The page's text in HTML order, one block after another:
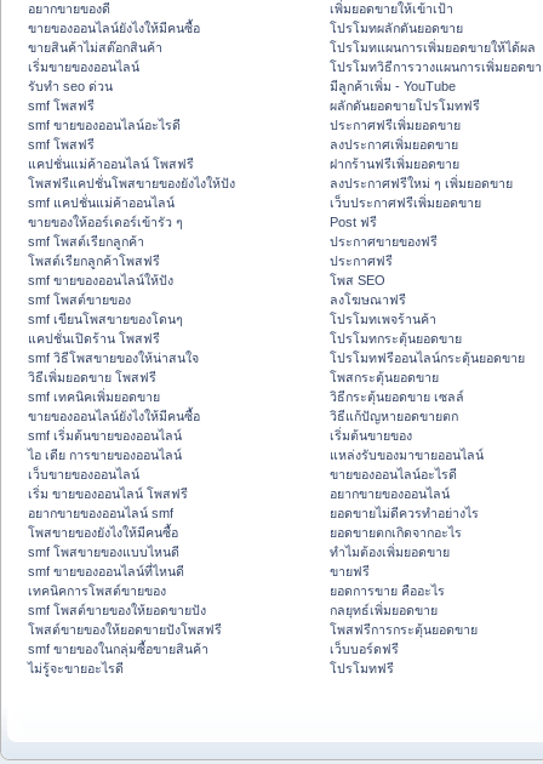
อยากขายของดี
ขายของออนไลน์ยังไงให้มีคนซื้อ
ขายสินค้าไม่สต๊อกสินค้า
เริ่มขายของออนไลน์
รับทำ seo ด่วน
smf โพสฟรี
smf ขายของออนไลน์อะไรดี
smf โพสฟรี
แคปชั่นแม่ค้าออนไลน์ โพสฟรี
โพสฟรีแคปชั่นโพสขายของยังไงให้ปัง
smf แคปชั่นแม่ค้าออนไลน์
ขายของให้ออร์เดอร์เข้ารัว ๆ
smf โพสต์เรียกลูกค้า
โพสต์เรียกลูกค้าโพสฟรี
smf ขายของออนไลน์ให้ปัง
smf โพสต์ขายของ
smf เขียนโพสขายของโดนๆ
แคปชั่นเปิดร้าน โพสฟรี
smf วิธีโพสขายของให้น่าสนใจ
วิธีเพิ่มยอดขาย โพสฟรี
smf เทคนิคเพิ่มยอดขาย
ขายของออนไลน์ยังไงให้มีคนซื้อ
smf เริ่มต้นขายของออนไลน์
ไอ เดีย การขายของออนไลน์
เว็บขายของออนไลน์
เริ่ม ขายของออนไลน์ โพสฟรี
อยากขายของออนไลน์ smf
โพสขายของยังไงให้มีคนซื้อ
smf โพสขายของแบบไหนดี
smf ขายของออนไลน์ที่ไหนดี
เทคนิคการโพสต์ขายของ
smf โพสต์ขายของให้ยอดขายปัง
โพสต์ขายของให้ยอดขายปังโพสฟรี
smf ขายของในกลุ่มซื้อขายสินค้า
ไม่รู้จะขายอะไรดี
เพิ่มยอดขายให้เข้าเป้า
โปรโมทผลักดันยอดขาย
โปรโมทแผนการเพิ่มยอดขายให้ได้ผล
โปรโมทวิธีการวางแผนการเพิ่มยอดข
มีลูกค้าเพิ่ม - YouTube
ผลักดันยอดขายโปรโมทฟรี
ประกาศฟรีเพิ่มยอดขาย
ลงประกาศเพิ่มยอดขาย
ฝากร้านฟรีเพิ่มยอดขาย
ลงประกาศฟรีใหม่ ๆ เพิ่มยอดขาย
เว็บประกาศฟรีเพิ่มยอดขาย
Post ฟรี
ประกาศขายของฟรี
ประกาศฟรี
โพส SEO
ลงโฆษณาฟรี
โปรโมทเพจร้านค้า
โปรโมทกระตุ้นยอดขาย
โปรโมทฟรีออนไลน์กระตุ้นยอดขาย
โพสกระตุ้นยอดขาย
วิธีกระตุ้นยอดขาย เซลล์
วิธีแก้ปัญหายอดขายตก
เริ่มต้นขายของ
แหล่งรับของมาขายออนไลน์
ขายของออนไลน์อะไรดี
อยากขายของออนไลน์
ยอดขายไม่ดีควรทำอย่างไร
ยอดขายตกเกิดจากอะไร
ทำไมต้องเพิ่มยอดขาย
ขายฟรี
ยอดการขาย คืออะไร
กลยุทธ์เพิ่มยอดขาย
โพสฟรีการกระตุ้นยอดขาย
เว็บบอร์ดฟรี
โปรโมทฟรี